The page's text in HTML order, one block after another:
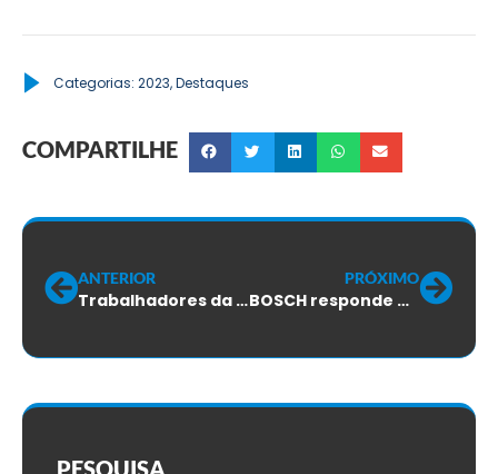
Categorias: 2023,Destaques
COMPARTILHE
ANTERIOR
Trabalhadores da CETP: assembleias vão começar
PRÓXIMO
BOSCH responde aos pontos cobrados pelo Sindicato, em relação aos trabalhadores
PESQUISA